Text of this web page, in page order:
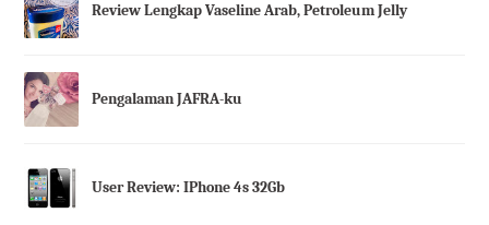
Review Lengkap Vaseline Arab, Petroleum Jelly
Pengalaman JAFRA-ku
User Review: IPhone 4s 32Gb